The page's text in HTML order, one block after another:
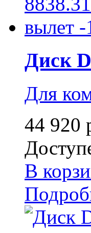
Диск
Для
44 920
В